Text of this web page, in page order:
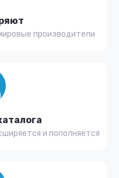
производители
и пополняется